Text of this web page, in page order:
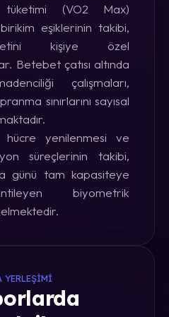
tüketimi (VO2 Max)
eşiklerinin takibi,
kişiye özel
Betebet çatısı altında
çalışmaları,
sınırlarını sayısal
hücre yenilenmesi ve
süreçlerinin takibi,
günü tam kapasiteye
biyometrik
YERLEŞIMI